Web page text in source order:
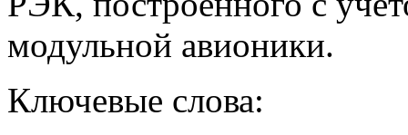
модульной авионики.
Ключевые слова: